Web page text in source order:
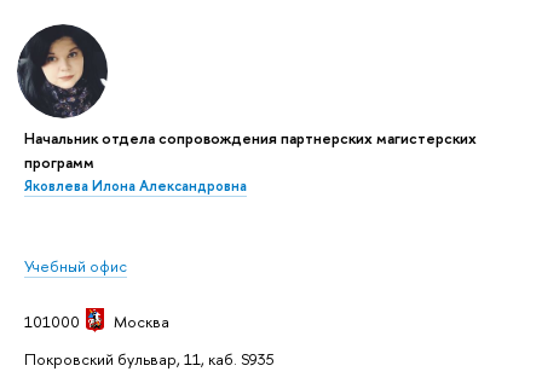
Начальник отдела сопровождения партнерских магистерских
программ
Яковлева Илона Александровна
Учебный офис
101000
Москва
Покровский бульвар, 11, каб. S935